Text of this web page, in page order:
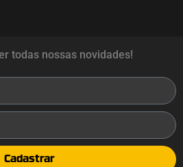
todas nossas novidades!
Cadastrar